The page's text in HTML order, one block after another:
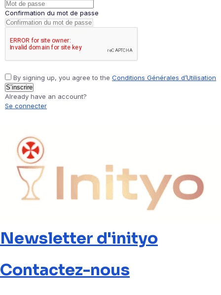
Confirmation du mot de passe
By signing up, you agree to the Conditions Générales d’Utilisation
S’inscrire
Already have an account?
Se connecter
Newsletter d'inityo
Contactez-nous